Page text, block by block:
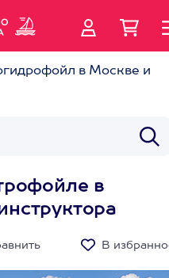
в Москве и
в
В